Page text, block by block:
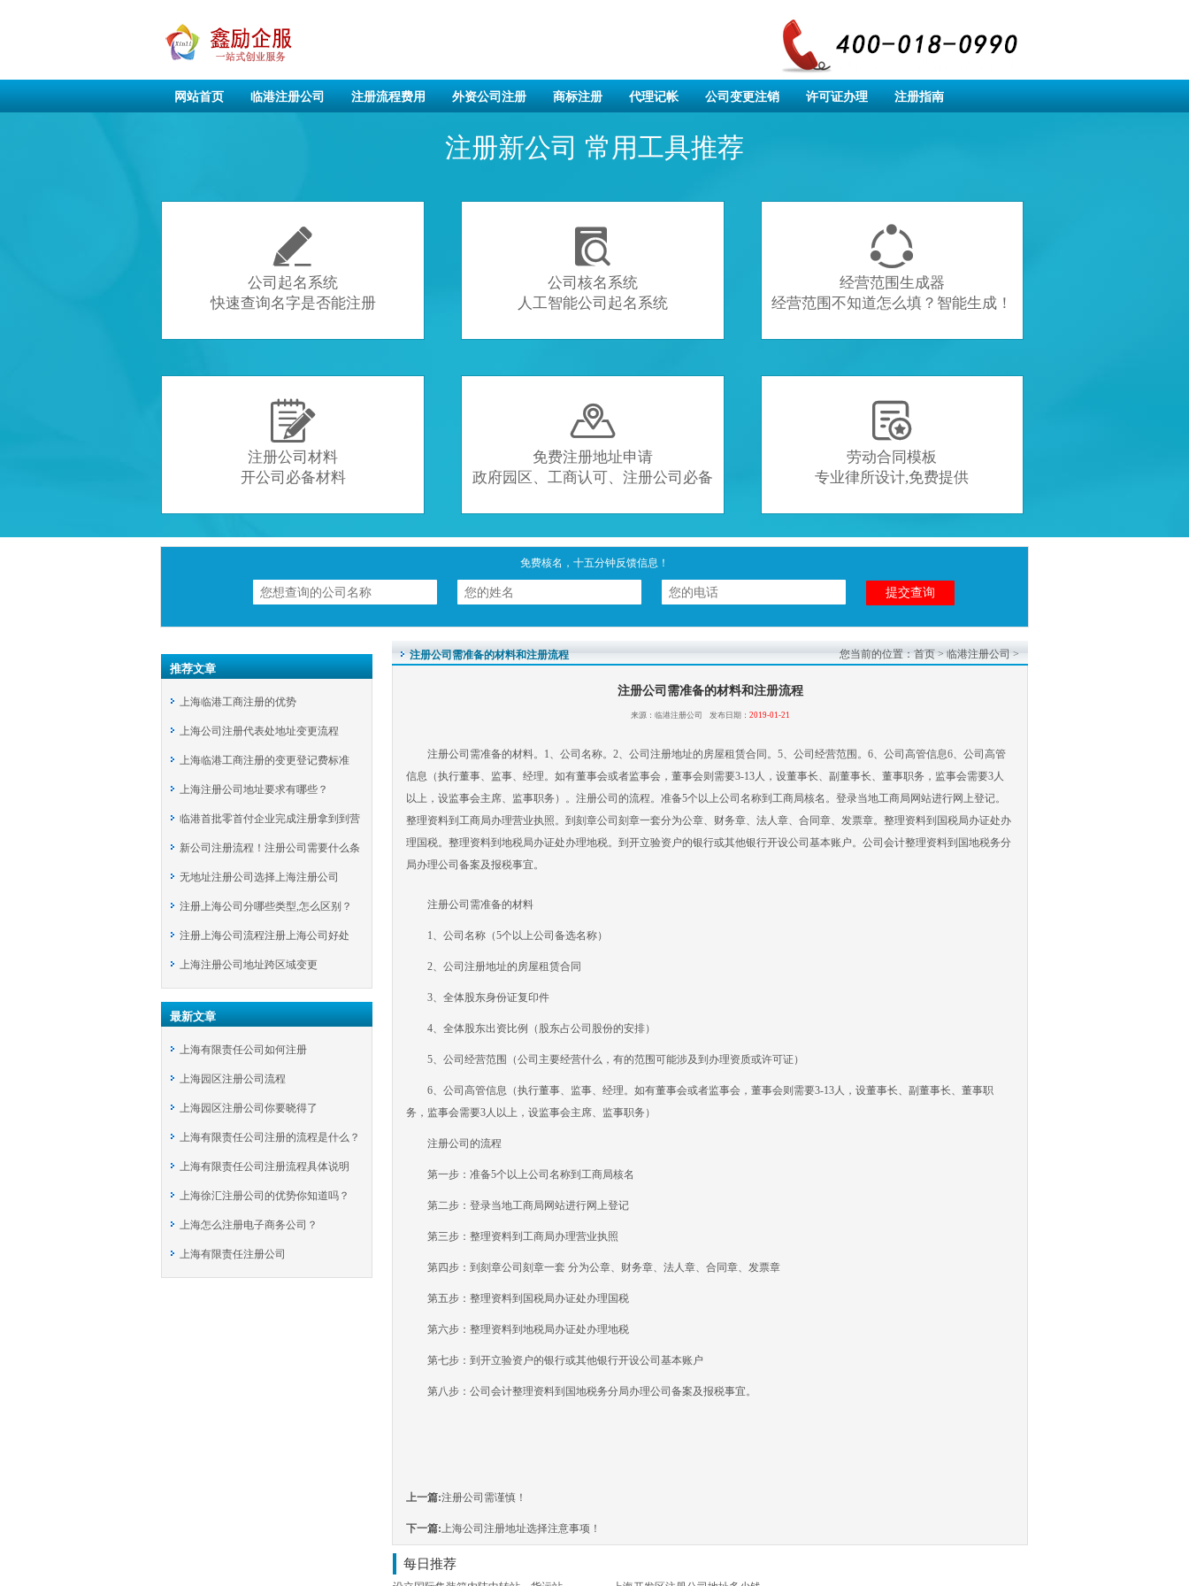
网站首页 临港注册公司 注册流程费用 外资公司注册 商标注册 代理记帐 公司变更注销 许可证办理 注册指南
注册新公司 常用工具推荐

公司起名系统
快速查询名字是否能注册

公司核名系统
人工智能公司起名系统

经营范围生成器
经营范围不知道怎么填？智能生成！

注册公司材料
开公司必备材料

免费注册地址申请
政府园区、工商认可、注册公司必备

劳动合同模板
专业律所设计,免费提供
免费核名，十五分钟反馈信息！
推荐文章
上海临港工商注册的优势
上海公司注册代表处地址变更流程
上海临港工商注册的变更登记费标准
上海注册公司地址要求有哪些？
临港首批零首付企业完成注册拿到到营
业执照
新公司注册流程！注册公司需要什么条
件？
无地址注册公司选择上海注册公司
注册上海公司分哪些类型,怎么区别？
注册上海公司流程注册上海公司好处
上海注册公司地址跨区域变更
最新文章
上海有限责任公司如何注册
上海园区注册公司流程
上海园区注册公司你要晓得了
上海有限责任公司注册的流程是什么？
上海有限责任公司注册流程具体说明
上海徐汇注册公司的优势你知道吗？
上海怎么注册电子商务公司？
上海有限责任注册公司
注册公司需准备的材料和注册流程 您当前的位置： 首页 > 临港注册公司 >
注册公司需准备的材料和注册流程
来源：临港注册公司 发布日期： 2019-01-21
注册公司需准备的材料。1、公司名称。2、公司注册地址的房屋租赁合同。5、公司经营范围。6、公司高管信息6、公司高管
信息（执行董事、监事、经理。如有董事会或者监事会，董事会则需要3-13人，设董事长、副董事长、董事职务，监事会需要3人
以上，设监事会主席、监事职务）。注册公司的流程。准备5个以上公司名称到工商局核名。登录当地工商局网站进行网上登记。
整理资料到工商局办理营业执照。到刻章公司刻章一套分为公章、财务章、法人章、合同章、发票章。整理资料到国税局办证处办
理国税。整理资料到地税局办证处办理地税。到开立验资户的银行或其他银行开设公司基本账户。公司会计整理资料到国地税务分
局办理公司备案及报税事宜。
注册公司需准备的材料
1、公司名称（5个以上公司备选名称）
2、公司注册地址的房屋租赁合同
3、全体股东身份证复印件
4、全体股东出资比例（股东占公司股份的安排）
5、公司经营范围（公司主要经营什么，有的范围可能涉及到办理资质或许可证）
6、公司高管信息（执行董事、监事、经理。如有董事会或者监事会，董事会则需要3-13人，设董事长、副董事长、董事职
务，监事会需要3人以上，设监事会主席、监事职务）
注册公司的流程
第一步：准备5个以上公司名称到工商局核名
第二步：登录当地工商局网站进行网上登记
第三步：整理资料到工商局办理营业执照
第四步：到刻章公司刻章一套 分为公章、财务章、法人章、合同章、发票章
第五步：整理资料到国税局办证处办理国税
第六步：整理资料到地税局办证处办理地税
第七步：到开立验资户的银行或其他银行开设公司基本账户
第八步：公司会计整理资料到国地税务分局办理公司备案及报税事宜。
上一篇:注册公司需谨慎！
下一篇:上海公司注册地址选择注意事项！
每日推荐